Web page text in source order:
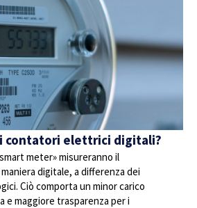
i contatori elettrici digitali?
meter» misureranno il
digitale, a differenza dei
Ciò comporta un minor carico
e maggiore trasparenza per i